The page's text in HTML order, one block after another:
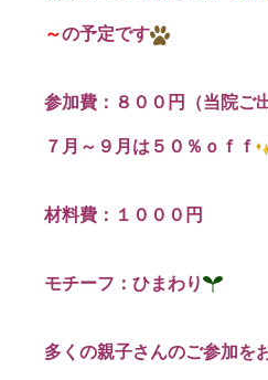
～の予定です
参加費：８００円（当院ご
７月～９月は５０％ｏｆｆ
材料費：１０００円
モチーフ：ひまわり
多くの親子さんのご参加を